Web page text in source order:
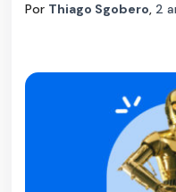
Por Thiago Sgobero, 2